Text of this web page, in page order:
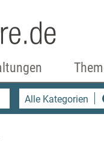
Alle Kategorien